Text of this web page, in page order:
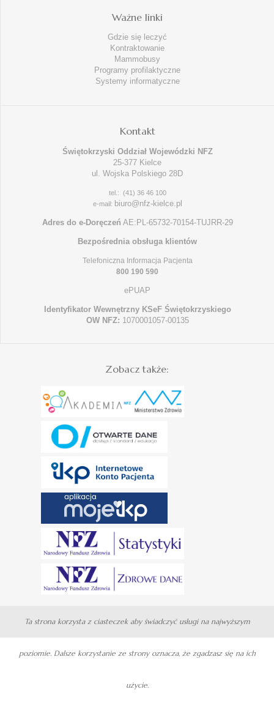
Ważne linki
Gdzie się leczyć
Kontraktowanie
Mammobusy
Programy profilaktyczne
Systemy informatyczne
Kontakt
Świętokrzyski Oddział Wojewódzki NFZ
25-377 Kielce
ul. Wojska Polskiego 28D
tel.: (41) 36 46 100
e-mail: biuro@nfz-kielce.pl
Adres do e-Doręczeń AE:PL-65732-70154-TUJRR-29
Bezpośrednia obsługa klientów
Telefoniczna Informacja Pacjenta
800 190 590
ePUAP
Identyfikator Wewnętrzny KSeF Świętokrzyskiego
OW NFZ: 1070001057-00135
Zobacz także:
Ta strona korzysta z ciasteczek aby świadczyć usługi na najwyższym
poziomie. Dalsze korzystanie ze strony oznacza, że zgadzasz się na ich
użycie.